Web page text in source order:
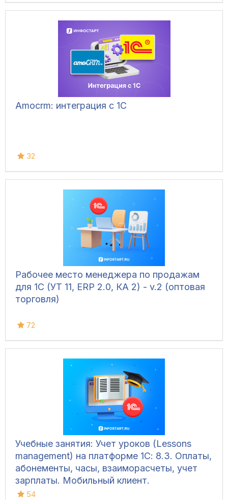
Amocrm: интеграция с 1С
32
Рабочее место менеджера по продажам
для 1С (УТ 11, ERP 2.0, КА 2) - v.2 (оптовая
торговля)
72
Учебные занятия: Учет уроков (Lessons
management) на платформе 1С: 8.3. Оплаты,
абонементы, часы, взаиморасчеты, учет
зарплаты. Мобильный клиент.
54